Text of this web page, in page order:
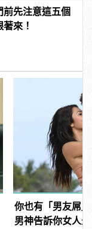
前先注意這五個
來！
你也有「男友屌
男神告訴你女人